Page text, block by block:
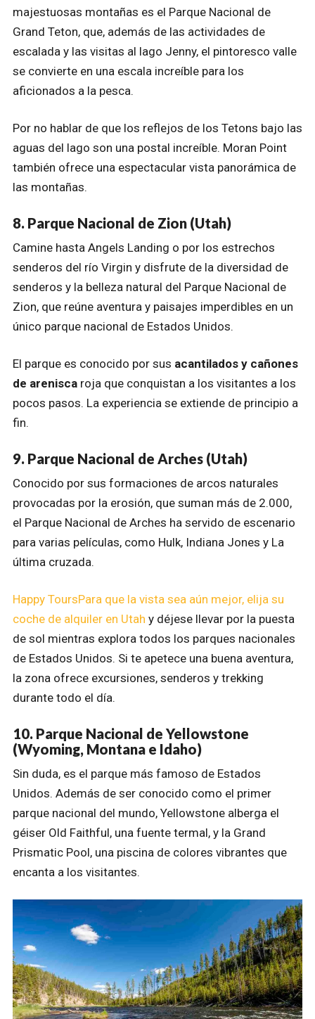
majestuosas montañas es el Parque Nacional de
Grand Teton, que, además de las actividades de
escalada y las visitas al lago Jenny, el pintoresco valle
se convierte en una escala increíble para los
aficionados a la pesca.
Por no hablar de que los reflejos de los Tetons bajo las
aguas del lago son una postal increíble. Moran Point
también ofrece una espectacular vista panorámica de
las montañas.
8. Parque Nacional de Zion (Utah)
Camine hasta Angels Landing o por los estrechos
senderos del río Virgin y disfrute de la diversidad de
senderos y la belleza natural del Parque Nacional de
Zion, que reúne aventura y paisajes imperdibles en un
único parque nacional de Estados Unidos.
El parque es conocido por sus acantilados y cañones
de arenisca roja que conquistan a los visitantes a los
pocos pasos. La experiencia se extiende de principio a
fin.
9. Parque Nacional de Arches (Utah)
Conocido por sus formaciones de arcos naturales
provocadas por la erosión, que suman más de 2.000,
el Parque Nacional de Arches ha servido de escenario
para varias películas, como Hulk, Indiana Jones y La
última cruzada.
Happy ToursPara que la vista sea aún mejor, elija su
coche de alquiler en Utah y déjese llevar por la puesta
de sol mientras explora todos los parques nacionales
de Estados Unidos. Si te apetece una buena aventura,
la zona ofrece excursiones, senderos y trekking
durante todo el día.
10. Parque Nacional de Yellowstone
(Wyoming, Montana e Idaho)
Sin duda, es el parque más famoso de Estados
Unidos. Además de ser conocido como el primer
parque nacional del mundo, Yellowstone alberga el
géiser Old Faithful, una fuente termal, y la Grand
Prismatic Pool, una piscina de colores vibrantes que
encanta a los visitantes.